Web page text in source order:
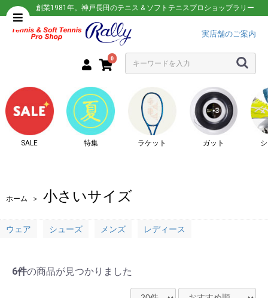
創業1981年。神戸長田のテニス & ソフトテニスプロショップラリー
実店舗のご案内
0
SALE 特集 ラケット ガット
ホーム ＞ 小さいサイズ
ウェア シューズ メンズ レディース
6件の商品が見つかりました